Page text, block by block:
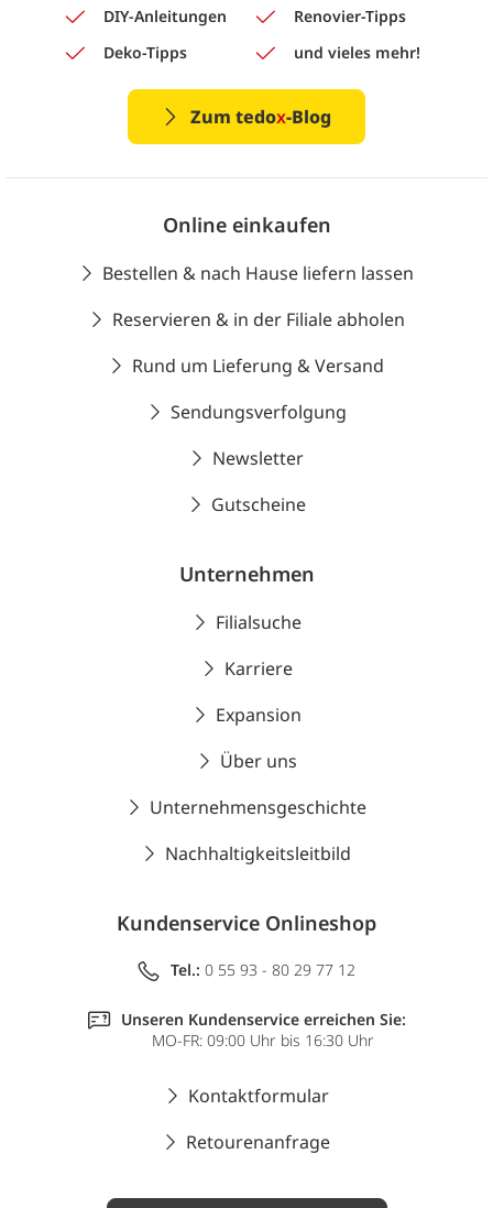
DIY-Anleitungen
Renovier-Tipps
Deko-Tipps
und vieles mehr!
Zum tedox-Blog
Online einkaufen
Bestellen & nach Hause liefern lassen
Reservieren & in der Filiale abholen
Rund um Lieferung & Versand
Sendungsverfolgung
Newsletter
Gutscheine
Unternehmen
Filialsuche
Karriere
Expansion
Über uns
Unternehmensgeschichte
Nachhaltigkeitsleitbild
Kundenservice Onlineshop
Tel.: 0 55 93 - 80 29 77 12
Unseren Kundenservice erreichen Sie:
MO-FR: 09:00 Uhr bis 16:30 Uhr
Kontaktformular
Retourenanfrage